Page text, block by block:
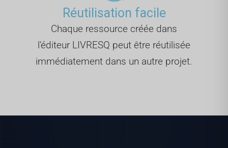
Réutilisation facile
Chaque ressource créée dans
l'éditeur LIVRESQ peut être réutilisée
immédiatement dans un autre projet.